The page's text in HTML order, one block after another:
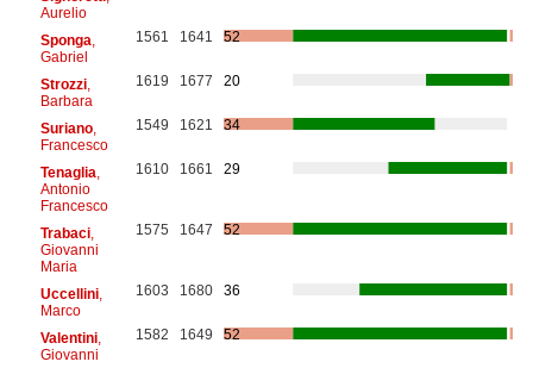
Aurelio
Sponga
Gabriel
1561 1641 52
Strozzi,
Barbara
1619 1677 20
Suriano,
Francesco
1549 1621 34
Tenaglia
Antonio
Francesco
1610 1661 29
Trabaci,
Giovanni
Maria
1575 1647 52
Uccellini,
Marco
1603 1680 36
Valentini,
Giovanni
1582 1649 52